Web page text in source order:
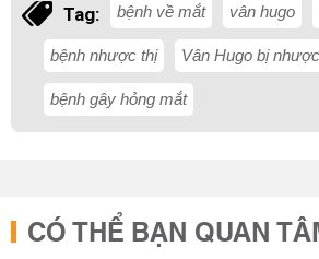
Tag: bệnh về mắt vân hugo
bệnh nhược thị Vân Hugo bị
bệnh gây hỏng mắt
CÓ THỂ BẠN QUAN